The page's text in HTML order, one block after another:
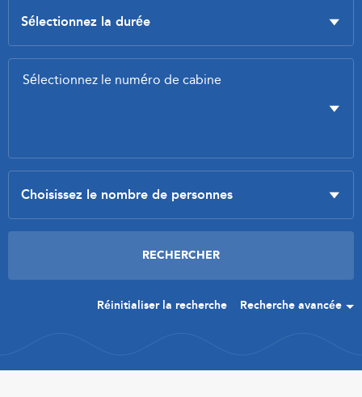
Réinitialiser la recherche Recherche avancée